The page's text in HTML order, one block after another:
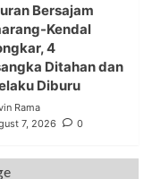
Bersajam
Kendal
4
Ditahan dan
Diburu
Rama
7, 2026
0